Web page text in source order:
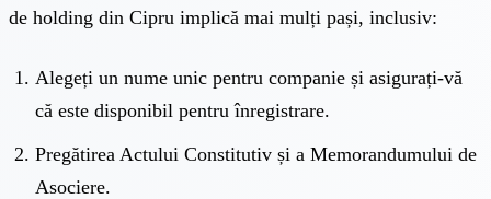
de holding din Cipru implică mai mulți pași, inclusiv:
Alegeți un nume unic pentru companie și asigurați-vă
că este disponibil pentru înregistrare.
Pregătirea Actului Constitutiv și a Memorandumului de
Asociere.